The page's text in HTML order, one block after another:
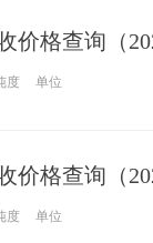
价格查询（
度 单位
价格查询（
度 单位